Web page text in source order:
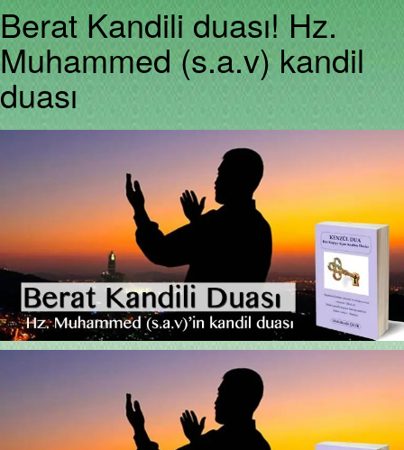
Berat Kandili duası! Hz.
Muhammed (s.a.v) kandil
duası